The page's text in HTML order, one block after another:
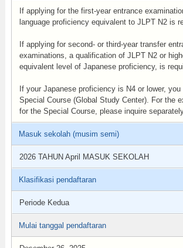
If applying for the first-year entrance
language proficiency equivalent to JLPT N2 is
If applying for second- or third-year transfer
examinations, a qualification of JLPT N2 or
equivalent level of Japanese proficiency, is
If your Japanese proficiency is N4 or lower,
Special Course (Global Study Center). For the
for the Special Course, please inquire
Masuk sekolah (musim semi)
2026 TAHUN April MASUK SEKOLAH
Klasifikasi pendaftaran
Periode Kedua
Mulai tanggal pendaftaran